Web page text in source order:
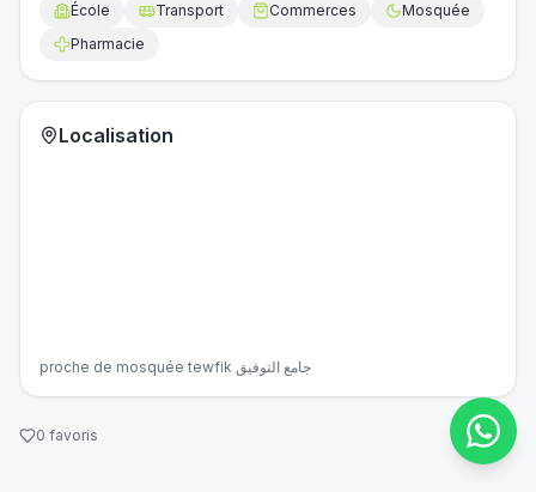
École Transport Commerces
Mosquée
Pharmacie
Localisation
proche de mosquée tewfik جامع التوفيق
0 favoris